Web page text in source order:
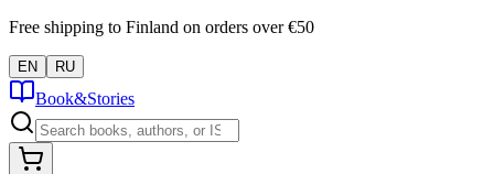
Free shipping to Finland on orders over €50
EN RU
Book&Stories